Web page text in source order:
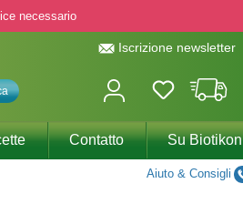
necessario
Iscrizione newsletter
Contatto Su Biotikon
Aiuto & Consigli